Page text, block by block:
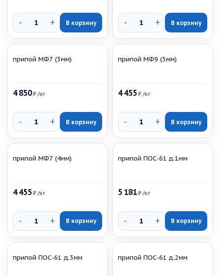
- + В корзину - + В корзину
припой МФ7 (3мм)
4 850₽/кг
- + В корзину
припой МФ9 (3мм)
4 455₽/кг
- + В корзину
припой МФ7 (4мм)
4 455₽ /кг
- + В корзину
припой ПОС-61 д.1мм
5 181₽ /кг
- + В корзину
припой ПОС-61 д.3мм припой ПОС-61 д.2мм